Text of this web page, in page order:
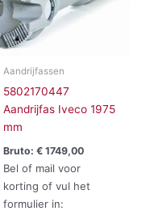
Aandrijfassen
5802170447
Aandrijfas Iveco 1975
mm
Bruto: €1749,00
Bel of mail voor
korting of vul het
formulier in: